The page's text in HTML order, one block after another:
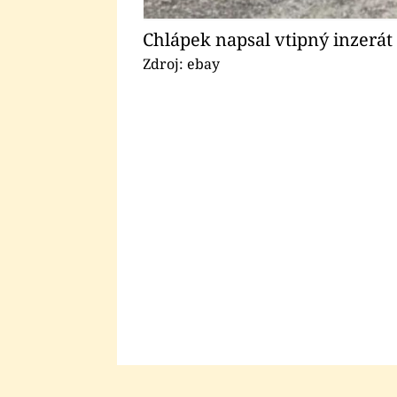
Chlápek napsal vtipný inzerát
Zdroj: ebay